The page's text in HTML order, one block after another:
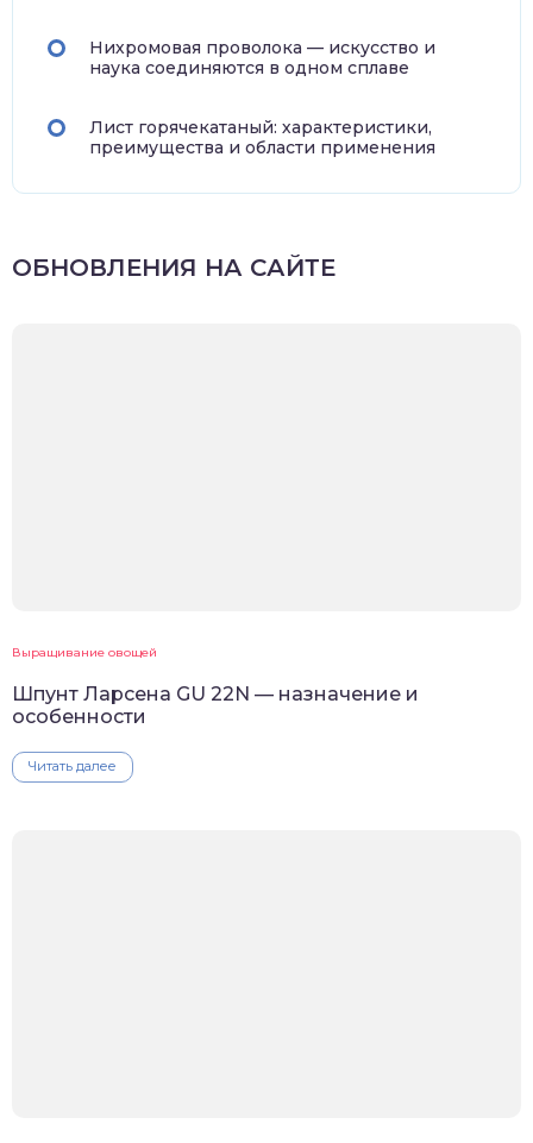
Нихромовая проволока — искусство и
наука соединяются в одном сплаве
Лист горячекатаный: характеристики,
преимущества и области применения
ОБНОВЛЕНИЯ НА САЙТЕ
Выращивание овощей
Шпунт Ларсена GU 22N — назначение и
особенности
Читать далее